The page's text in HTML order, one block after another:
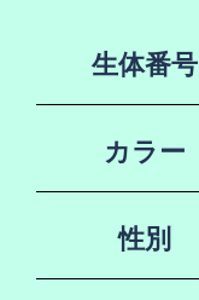
生体番号
カラー
性別